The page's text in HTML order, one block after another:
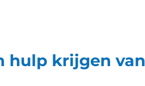
hulp krijgen van